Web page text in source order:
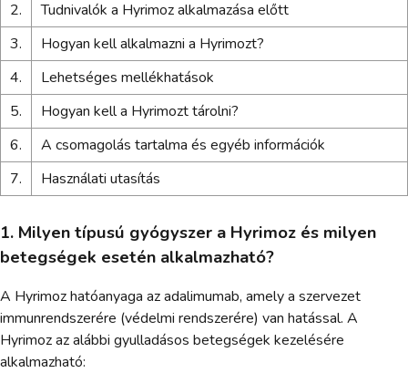
2.
Tudnivalók a Hyrimoz alkalmazása előtt
3.
Hogyan kell alkalmazni a Hyrimozt?
4.
Lehetséges mellékhatások
5.
Hogyan kell a Hyrimozt tárolni?
6.
A csomagolás tartalma és egyéb információk
7.
Használati utasítás
1. Milyen típusú gyógyszer a Hyrimoz és milyen
betegségek esetén alkalmazható?
A Hyrimoz hatóanyaga az adalimumab, amely a szervezet
immunrendszerére (védelmi rendszerére) van hatással. A
Hyrimoz az alábbi gyulladásos betegségek kezelésére
alkalmazható: